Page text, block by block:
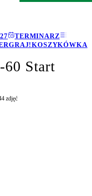
TERMINARZ
GRAJ!KOSZYKÓWKA
60 Start
zdjęć